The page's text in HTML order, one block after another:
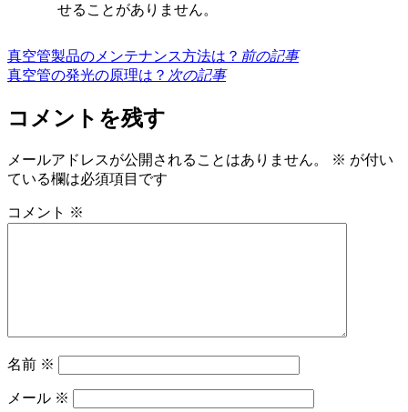
せることがありません。
真空管製品のメンテナンス方法は？ 前の記事
真空管の発光の原理は？ 次の記事
コメントを残す
メールアドレスが公開されることはありません。 ※ が付い
ている欄は必須項目です
コメント ※
名前 ※
メール ※